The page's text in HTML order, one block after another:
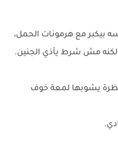
بيكبر مع هرمونات الحمل،
لكنه مش شرط يأذي الجنين.
يشوبها لمعة خوف